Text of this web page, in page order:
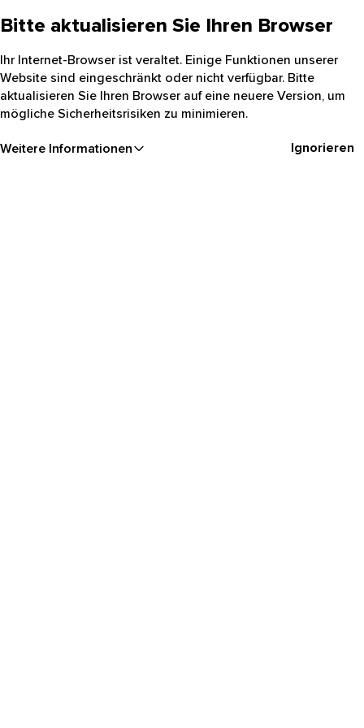
Bitte aktualisieren Sie Ihren Browser
Ihr Internet-Browser ist veraltet. Einige Funktionen unserer
Website sind eingeschränkt oder nicht verfügbar. Bitte
aktualisieren Sie Ihren Browser auf eine neuere Version, um
mögliche Sicherheitsrisiken zu minimieren.
Weitere Informationen Ignorieren